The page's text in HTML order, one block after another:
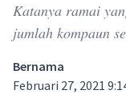
Katanya ramai
jumlah kompaun
Bernama
Februari 27, 2021